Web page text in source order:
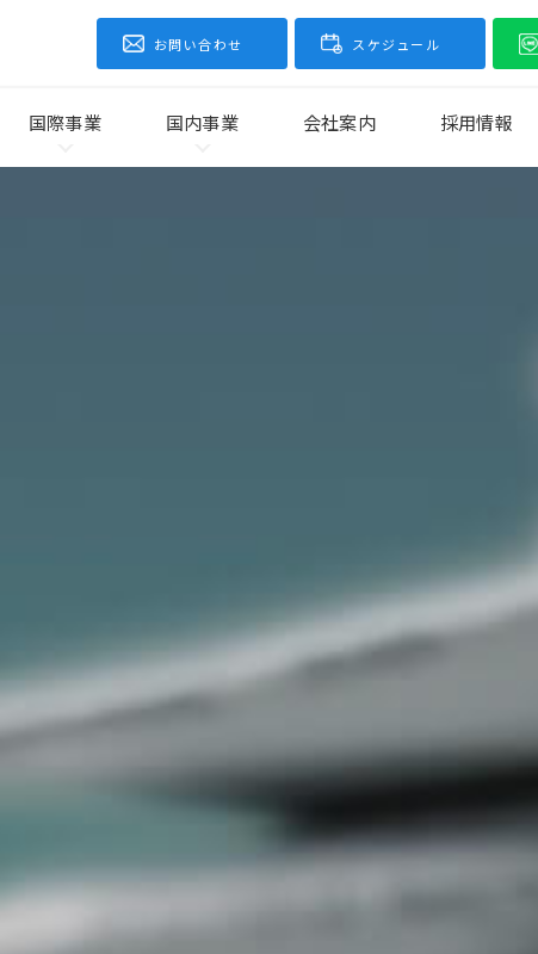
お問い合わせ スケジュール
国際事業 国内事業 会社案内 採用情報